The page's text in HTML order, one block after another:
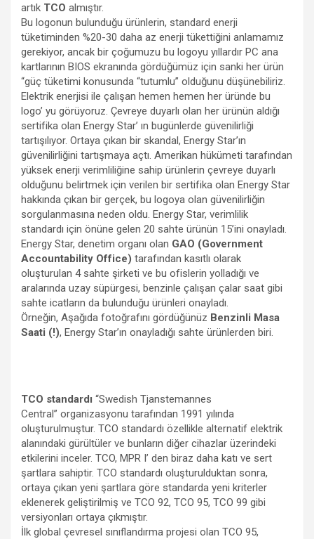
artık TCO almıştır.
Bu logonun bulunduğu ürünlerin, standard enerji
tüketiminden %20-30 daha az enerji tükettiğini anlamamız
gerekiyor, ancak bir çoğumuzu bu logoyu yıllardır PC ana
kartlarının BIOS ekranında gördüğümüz için sanki her ürün
“güç tüketimi konusunda “tutumlu” olduğunu düşünebiliriz.
Elektrik enerjisi ile çalışan hemen hemen her üründe bu
logo’ yu görüyoruz. Çevreye duyarlı olan her ürünün aldığı
sertifika olan Energy Star’ ın bugünlerde güvenilirliği
tartışılıyor. Ortaya çıkan bir skandal, Energy Star’ın
güvenilirliğini tartışmaya açtı. Amerikan hükümeti tarafından
yüksek enerji verimliliğine sahip ürünlerin çevreye duyarlı
olduğunu belirtmek için verilen bir sertifika olan Energy Star
hakkında çıkan bir gerçek, bu logoya olan güvenilirliğin
sorgulanmasına neden oldu. Energy Star, verimlilik
standardı için önüne gelen 20 sahte ürünün 15’ini onayladı.
Energy Star, denetim organı olan GAO (Government
Accountability Office) tarafından kasıtlı olarak
oluşturulan 4 sahte şirketi ve bu ofislerin yolladığı ve
aralarında uzay süpürgesi, benzinle çalışan çalar saat gibi
sahte icatların da bulunduğu ürünleri onayladı.
Örneğin, Aşağıda fotoğrafını gördüğünüz Benzinli Masa
Saati (!), Energy Star’ın onayladığı sahte ürünlerden biri.
TCO standardı “Swedish Tjanstemannes
Central” organizasyonu tarafından 1991 yılında
oluşturulmuştur. TCO standardı özellikle alternatif elektrik
alanındaki gürültüler ve bunların diğer cihazlar üzerindeki
etkilerini inceler. TCO, MPR I’ den biraz daha katı ve sert
şartlara sahiptir. TCO standardı oluşturulduktan sonra,
ortaya çıkan yeni şartlara göre standarda yeni kriterler
eklenerek geliştirilmiş ve TCO 92, TCO 95, TCO 99 gibi
versiyonları ortaya çıkmıştır.
İlk global çevresel sınıflandırma projesi olan TCO 95,